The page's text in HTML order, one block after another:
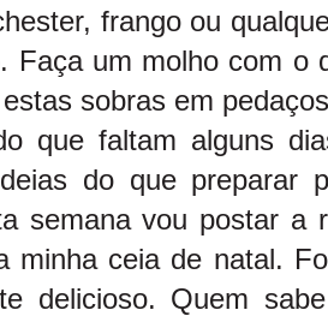
frango ou
Faça um molho com o
sobras em
que faltam alguns
do que preparar
semana vou postar a
minha ceia de natal.
delicioso. Quem